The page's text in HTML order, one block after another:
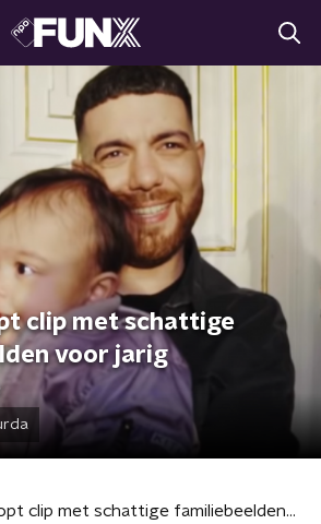
clip met schattige
voor jarig
Murda dropt clip met schattige familiebeelden voor jarig dochtertje